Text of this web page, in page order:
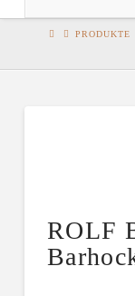
PRODUKTE
ROLF